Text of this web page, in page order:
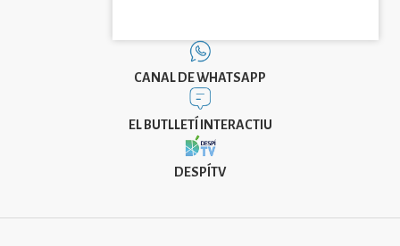
CANAL DE WHATSAPP
EL BUTLLETÍ INTERACTIU
DESPÍTV